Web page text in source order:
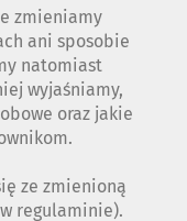
zmieniamy
ani sposobie
natomiast
wyjaśniamy,
oraz jakie
ze zmienioną
regulaminie).